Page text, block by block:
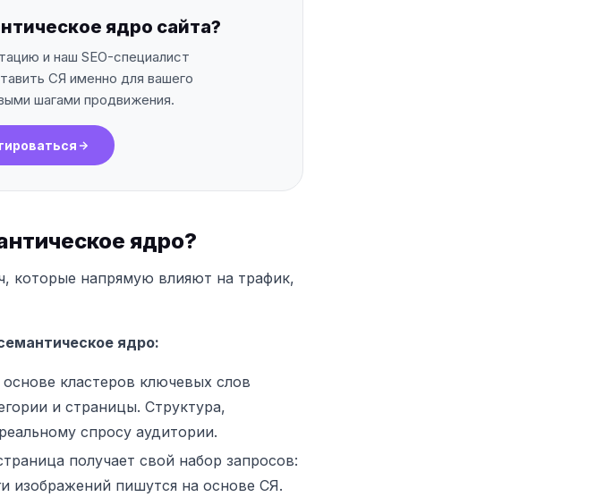
ядро сайта?
и наш SEO-специалист
СЯ именно для вашего
шагами продвижения.
ядро?
которые напрямую влияют на трафик,
ядро:
кластеров ключевых слов
и страницы. Структура,
спросу аудитории.
получает свой набор запросов:
изображений пишутся на основе СЯ.